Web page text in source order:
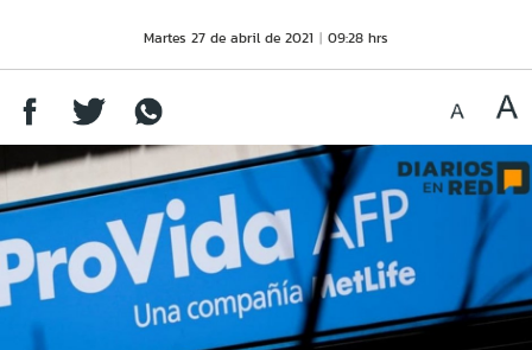
Martes 27 de abril de 2021 09:28 hrs